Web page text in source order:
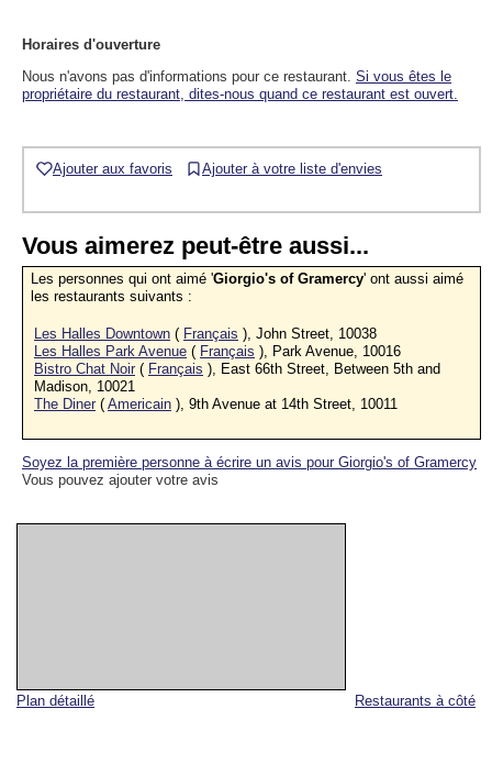
Restaurants à côté
Plan détaillé
Horaires d'ouverture
Nous n'avons pas d'informations pour ce restaurant. Si vous êtes le
propriétaire du restaurant, dites-nous quand ce restaurant est ouvert.
Ajouter aux favoris Ajouter à votre liste d'envies
Vous aimerez peut-être aussi...
Les personnes qui ont aimé 'Giorgio's of Gramercy' ont aussi aimé
les restaurants suivants :
Les Halles Downtown ( Français ), John Street, 10038
Les Halles Park Avenue ( Français ), Park Avenue, 10016
Bistro Chat Noir ( Français ), East 66th Street, Between 5th and
Madison, 10021
The Diner ( Americain ), 9th Avenue at 14th Street, 10011
Soyez la première personne à écrire un avis pour Giorgio's of Gramercy
Vous pouvez ajouter votre avis